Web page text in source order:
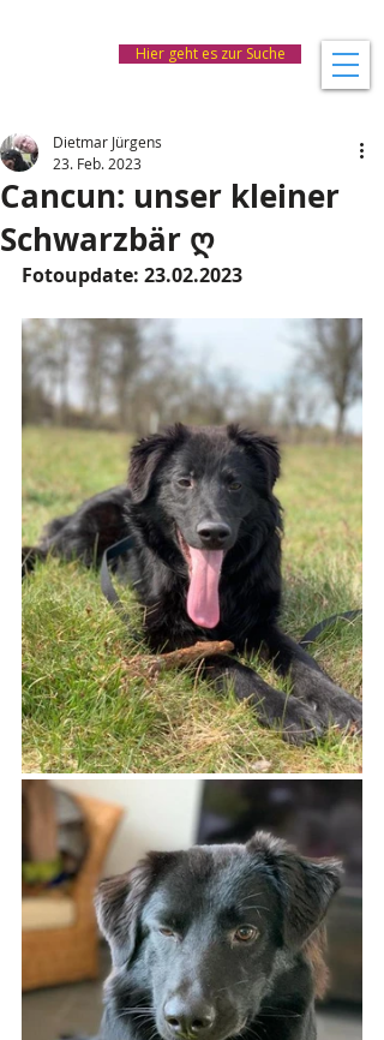
Hier geht es zur Suche
Cancun: unser kleiner
Schwarzbär ღ
Dietmar Jürgens
23. Feb. 2023
Fotoupdate: 23.02.2023